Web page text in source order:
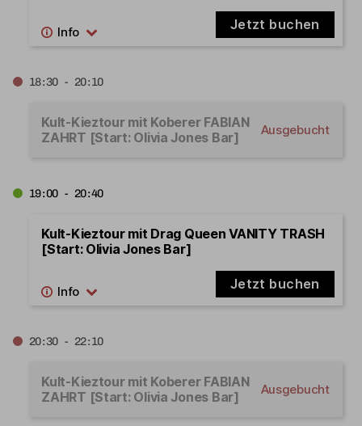
Jetzt buchen
18:30 - 20:10
Kult-Kieztour mit Koberer FABIAN
ZAHRT [Start: Olivia Jones Bar]
Ausgebucht
19:00 - 20:40
Kult-Kieztour mit Drag Queen VANITY TRASH
[Start: Olivia Jones Bar]
Jetzt buchen
20:30 - 22:10
Kult-Kieztour mit Koberer FABIAN
ZAHRT [Start: Olivia Jones Bar]
Ausgebucht